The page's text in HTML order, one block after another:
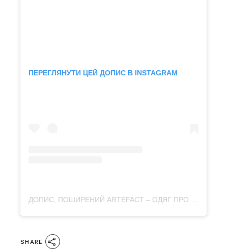
ПЕРЕГЛЯНУТИ ЦЕЙ ДОПИС В INSTAGRAM
SHARE